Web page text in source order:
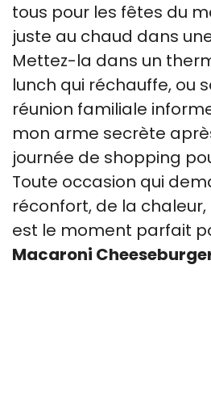
tous pour les fêtes du
juste au chaud dans
Mettez-la dans un
lunch qui réchauffe, ou
réunion familiale
mon arme secrète
journée de shopping
Toute occasion qui
réconfort, de la
est le moment parfait
Macaroni